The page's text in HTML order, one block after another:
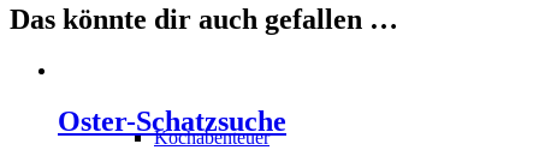
Kochabenteuer
Das könnte dir auch gefallen …
Oster-Schatzsuche